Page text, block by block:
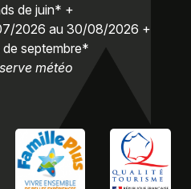
de juin* +
2026 au 30/08/2026 +
septembre*
météo